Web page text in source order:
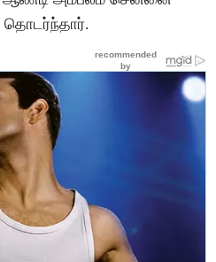
தொடர்ந்தார்.